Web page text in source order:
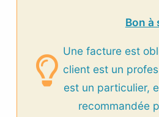
Bon à
Une facture est
client est un
est un particulier,
recommandée